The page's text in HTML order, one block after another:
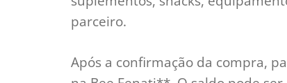
parceiro.
Após a confirmação da compra,